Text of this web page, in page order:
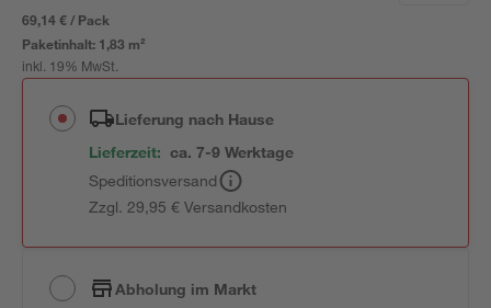
69,14 € / Pack
Paketinhalt: 1,83 m²
inkl. 19% MwSt.
Lieferung nach Hause
Lieferzeit: ca. 7-9 Werktage
Speditionsversand
Zzgl. 29,95 € Versandkosten
Abholung im Markt